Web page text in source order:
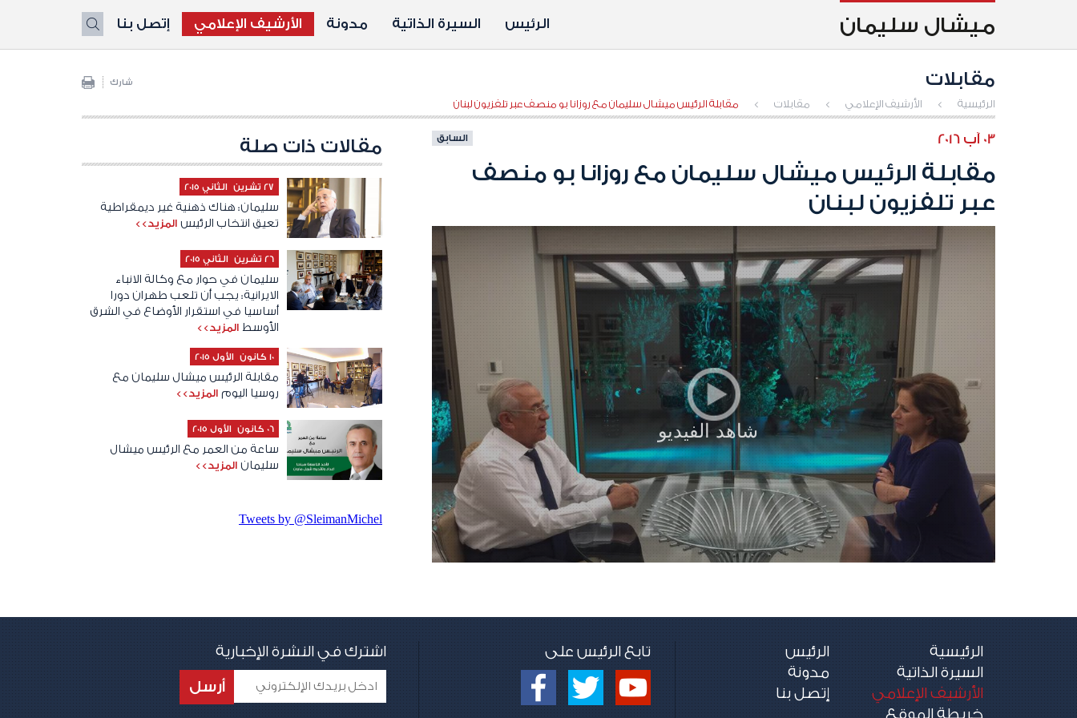
ميشال سليمان الرئيس السيرة الذاتية مدونة الأرشيف الإعلامي إتصل بنا X
شارك مقابلات
الرئيسية > الأرشيف الإعلامي > مقابلات > مقابلة الرئيس ميشال سليمان مع روزانا بو منصف عبر تلفزيون لبنان
03 آب 2016 السابق
مقابلة الرئيس ميشال سليمان مع روزانا بو منصف
عبر تلفزيون لبنان
مقالات ذات صلة
27 تشرين الثاني 2015
سليمان: هناك ذهنية غير ديمقراطية
تعيق انتخاب الرئيس المزيد>>
26 تشرين الثاني 2015
سليمان في حوار مع وكالة الانباء
الايرانية: يجب أن تلعب طهران دورا
أساسيا في استقرار الأوضاع في الشرق
الأوسط المزيد>>
10 كانون الأول 2015
مقابلة الرئيس ميشال سليمان مع
روسيا اليوم المزيد>>
06 كانون الأول 2015
ساعة من العمر مع الرئيس ميشال
سليمان المزيد>>
Tweets by @SleimanMichel
الرئيسية
الرئيس
السيرة الذاتية
مدونة
الأرشيف الإعلامي
إتصل بنا
خريطة الموقع
تابع الرئيس على اشترك في النشرة الإخبارية
أرسل